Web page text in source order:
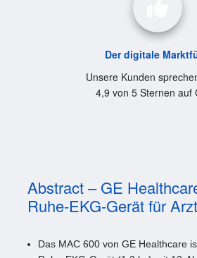
Der digitale
Unsere Kunden
4,9 von 5 Sternen auf
Abstract – GE
Ruhe-EKG-Gerät für
Das MAC 600 von GE Healthcare